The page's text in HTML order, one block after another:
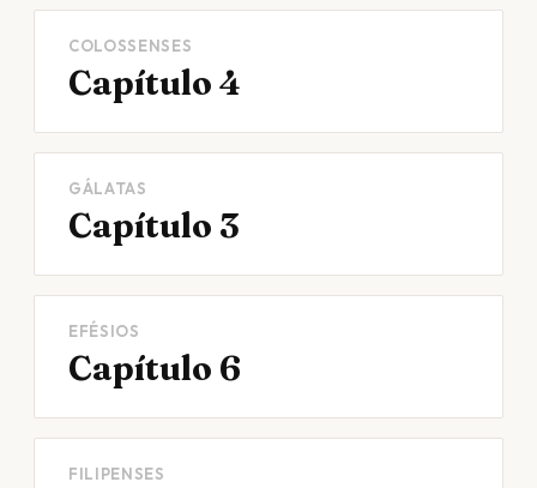
COLOSSENSES
Capítulo 4
GÁLATAS
Capítulo 3
EFÉSIOS
Capítulo 6
FILIPENSES